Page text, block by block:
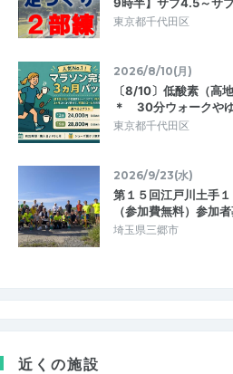
東京都千代田区
2026/8/10(月)
〔8/10〕低酸素（高
＊ 30分ウォークや
東京都千代田区
2026/9/23(水)
第１５回江戸川土手
（参加費無料）参加
埼玉県三郷市
近くの施設